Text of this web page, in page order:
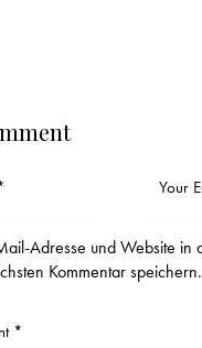
Adresse und Website in
Kommentar speichern.